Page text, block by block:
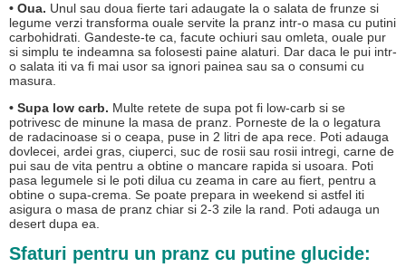
• Oua. Unul sau doua fierte tari adaugate la o salata de frunze si
legume verzi transforma ouale servite la pranz intr-o masa cu putini
carbohidrati. Gandeste-te ca, facute ochiuri sau omleta, ouale pur
si simplu te indeamna sa folosesti paine alaturi. Dar daca le pui intr-
o salata iti va fi mai usor sa ignori painea sau sa o consumi cu
masura.
• Supa low carb. Multe retete de supa pot fi low-carb si se
potrivesc de minune la masa de pranz. Porneste de la o legatura
de radacinoase si o ceapa, puse in 2 litri de apa rece. Poti adauga
dovlecei, ardei gras, ciuperci, suc de rosii sau rosii intregi, carne de
pui sau de vita pentru a obtine o mancare rapida si usoara. Poti
pasa legumele si le poti dilua cu zeama in care au fiert, pentru a
obtine o supa-crema. Se poate prepara in weekend si astfel iti
asigura o masa de pranz chiar si 2-3 zile la rand. Poti adauga un
desert dupa ea.
Sfaturi pentru un pranz cu putine glucide: